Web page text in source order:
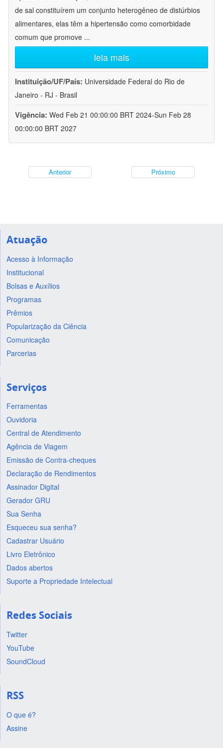
de sal constituírem um conjunto heterogêneo de distúrbios
alimentares, elas têm a hipertensão como comorbidade
comum que promove ...
leia mais
Instituição/UF/País: Universidade Federal do Rio de
Janeiro - RJ - Brasil
Vigência: Wed Feb 21 00:00:00 BRT 2024-Sun Feb 28
00:00:00 BRT 2027
Anterior Próximo
Atuação
Acesso à Informação
Institucional
Bolsas e Auxílios
Programas
Prêmios
Popularização da Ciência
Comunicação
Parcerias
Serviços
Ferramentas
Ouvidoria
Central de Atendimento
Agência de Viagem
Emissão de Contra-cheques
Declaração de Rendimentos
Assinador Digital
Gerador GRU
Sua Senha
Esqueceu sua senha?
Cadastrar Usuário
Livro Eletrônico
Dados abertos
Suporte a Propriedade Intelectual
Redes Sociais
Twitter
YouTube
SoundCloud
RSS
O que é?
Assine